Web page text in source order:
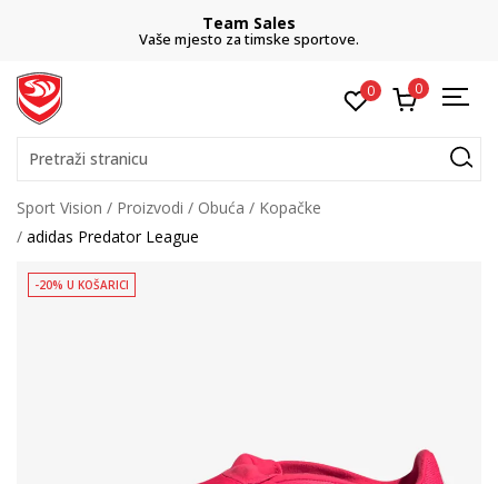
Team Sales
Vaše mjesto za timske sportove.
0 0
Pretraži stranicu
Sport Vision Proizvodi Obuća
Kopačke
adidas Predator League
-20% U KOŠARICI